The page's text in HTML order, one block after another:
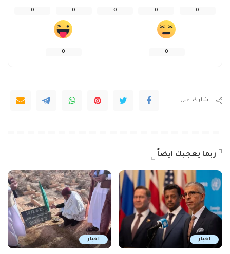
0
0
0
0
0
0
0
شارك على
ربما يعجبك ايضاً
اخبار اخبار